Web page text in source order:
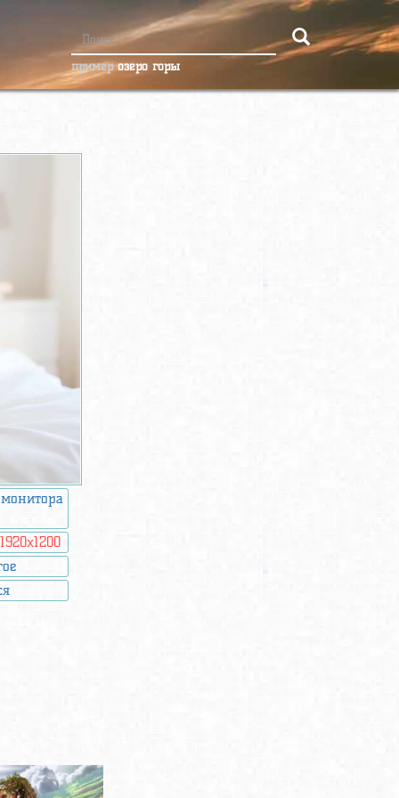
примерозеро горы
1920x1200